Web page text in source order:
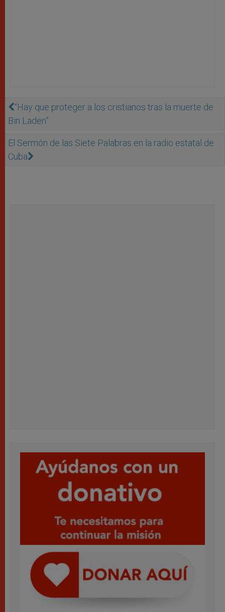
“Hay que proteger a los cristianos tras la muerte de
Bin Laden”
El Sermón de las Siete Palabras en la radio estatal de
Cuba